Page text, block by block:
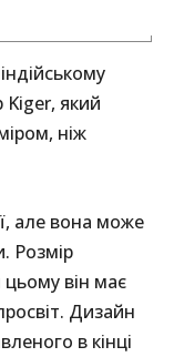
Kiger, який
ніж
але вона може
Розмір
він має
Дизайн
в кінці